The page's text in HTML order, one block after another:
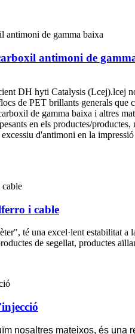
antimoni de
DH hyti Catalysis (Lcej).lcej
de PET brillants generals
de gamma baixa i altres
en els productes/
d'antimoni en la
i cable
té una excel·lent estabilitat a
de segellat, productes
nosaltres mateixos, és